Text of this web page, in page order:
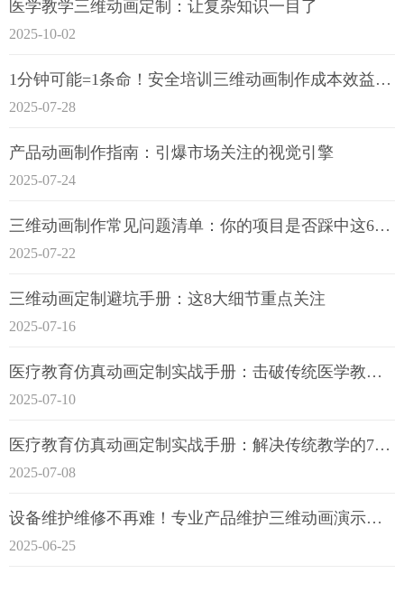
医学教学三维动画定制：让复杂知识一目了
2025-10-02
1分钟可能=1条命！安全培训三维动画制作成本效益深度拆解
2025-07-28
产品动画制作指南：引爆市场关注的视觉引擎
2025-07-24
三维动画制作常见问题清单：你的项目是否踩中这6大技术雷区？
2025-07-22
三维动画定制避坑手册：这8大细节重点关注
2025-07-16
医疗教育仿真动画定制实战手册：击破传统医学教育7大痛点
2025-07-10
医疗教育仿真动画定制实战手册：解决传统教学的7大痛点
2025-07-08
设备维护维修不再难！专业产品维护三维动画演示定制指南
2025-06-25